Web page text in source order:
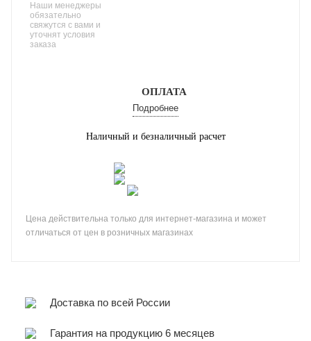
Наши менеджеры
обязательно
свяжутся с вами и
уточнят условия
заказа
ОПЛАТА
Подробнее
Наличный и безналичный расчет
Цена действительна только для интернет-магазина и может
отличаться от цен в розничных магазинах
Доставка по всей России
Гарантия на продукцию 6 месяцев